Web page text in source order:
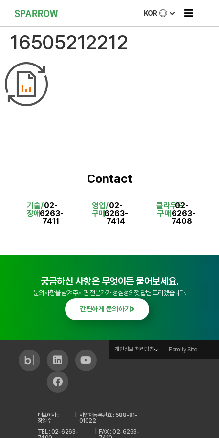
KOR
16505212212
Contact
기술/
장애
02-
6263-
7411
영업/
구매
02-
6263-
7414
클라우드
구매
02-
6263-
7408
궁금하신 사항은 무엇이든 물어보세요.
문의사항을 남겨주시면 전문가가 성심성의껏 답변 드리겠습니다.
간편하게 문의하기
개인정보 처리방침 Family Site
대표이사 :
장일수
사업자등록번호 : 588-81-
01022
TEL : 02-6263-
FAX : 02-6263-